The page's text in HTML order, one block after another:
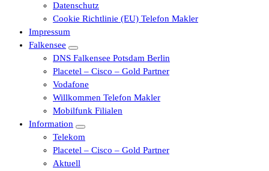
Datenschutz
Cookie Richtlinie (EU) Telefon Makler
Impressum
Falkensee
DNS Falkensee Potsdam Berlin
Placetel – Cisco – Gold Partner
Vodafone
Willkommen Telefon Makler
Mobilfunk Filialen
Information
Telekom
Placetel – Cisco – Gold Partner
Aktuell